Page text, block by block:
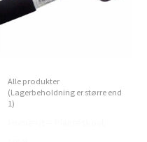
Alle produkter
(Lagerbeholdning er større end
1)